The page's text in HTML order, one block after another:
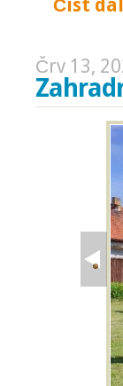
Číst dál
Črv 13,